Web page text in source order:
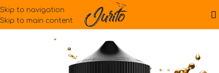
Skip to navigation
Skip to main content